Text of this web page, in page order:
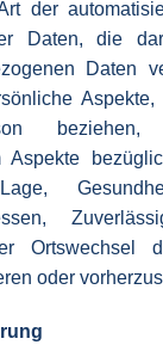
der
Daten, die
Daten
Aspekte
Ortswechsel
oder